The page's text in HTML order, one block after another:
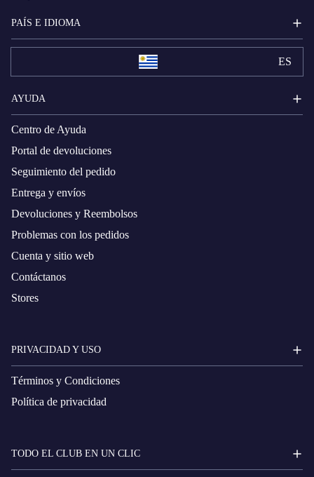
PAÍS E IDIOMA
ES
AYUDA
Centro de Ayuda
Portal de devoluciones
Seguimiento del pedido
Entrega y envíos
Devoluciones y Reembolsos
Problemas con los pedidos
Cuenta y sitio web
Contáctanos
Stores
PRIVACIDAD Y USO
Términos y Condiciones
Política de privacidad
TODO EL CLUB EN UN CLIC